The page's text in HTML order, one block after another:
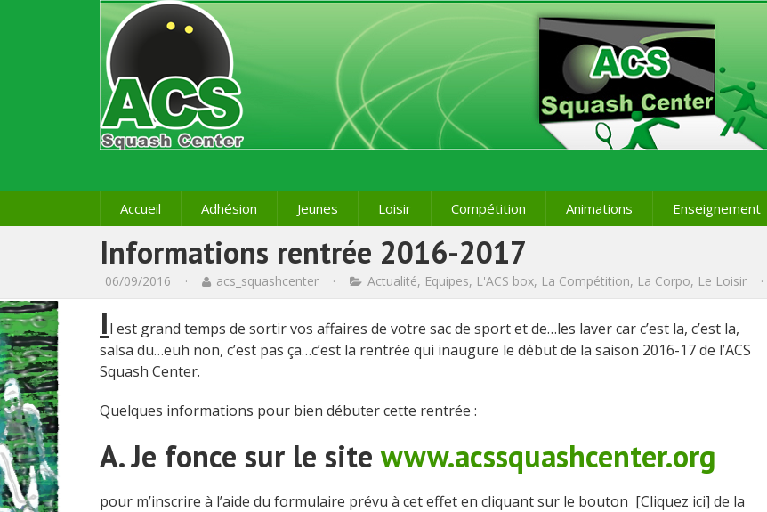
Accueil Adhésion Jeunes Loisir Compétition Animations Enseignement
Informations rentrée 2016-2017
06/09/2016 · acs_squashcenter · Actualité, Equipes, L'ACS box, La Compétition, La Corpo, Le Loisir ·
Il est grand temps de sortir vos affaires de votre sac de sport et de…les laver car c’est la, c’est la,
salsa du…euh non, c’est pas ça…c’est la rentrée qui inaugure le début de la saison 2016-17 de l’ACS
Squash Center.
Quelques informations pour bien débuter cette rentrée :
A. Je fonce sur le sitewww.acssquashcenter.org
pour m’inscrire à l’aide du formulaire prévu à cet effet en cliquant sur le bouton [Cliquez ici] de la